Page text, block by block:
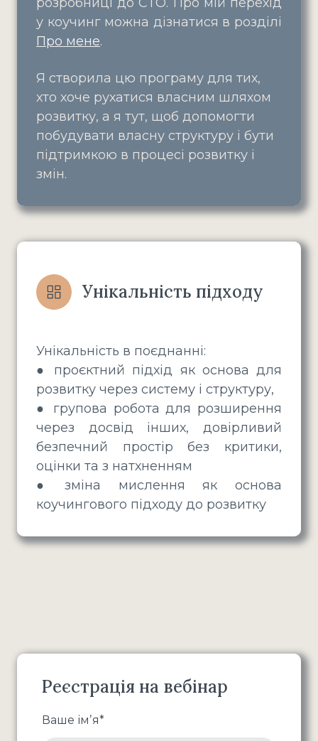
у коучинг можна дізнатися в розділі
Про мене.
Я створила цю програму для тих,
хто хоче рухатися власним шляхом
розвитку, а я тут, щоб допомогти
побудувати власну структуру і бути
підтримкою в процесі розвитку і
змін.
Унікальність підходу
Унікальність в поєднанні:
● проєктний підхід як основа для
розвитку через систему і структуру,
● групова робота для розширення
через досвід інших, довірливий
безпечний простір без критики,
оцінки та з натхненням
● зміна мислення як основа
коучингового підходу до розвитку
Реєстрація на вебінар
Ваше імʼя*